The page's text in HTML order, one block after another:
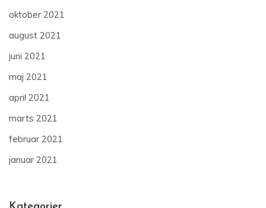
oktober 2021
august 2021
juni 2021
maj 2021
april 2021
marts 2021
februar 2021
januar 2021